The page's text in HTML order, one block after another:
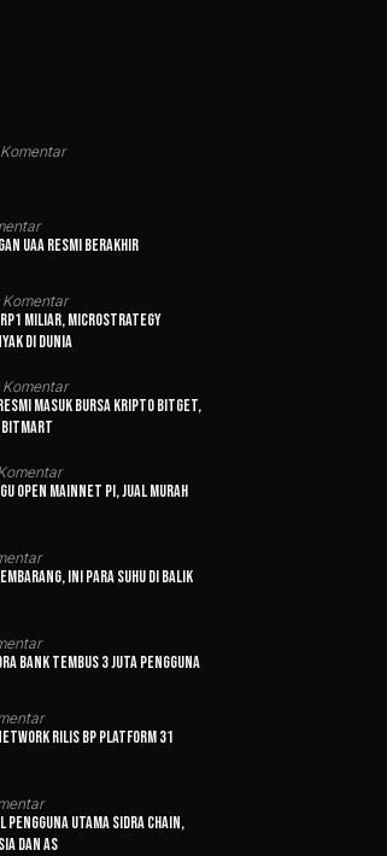
BIGHIT MUSIC Sebut Lagu GGUM Milik
UAA Resmi Berakhir
Komentar
Miliar, MicroStrategy
di Dunia
Komentar
Masuk Bursa Kripto Bitget,
BitMart
Open Mainnet Pi, Jual Murah
Ini Para Suhu di Balik
Bank Tembus 3 Juta Pengguna
Rilis BP Platform 31
Pengguna Utama Sidra Chain,
dan AS